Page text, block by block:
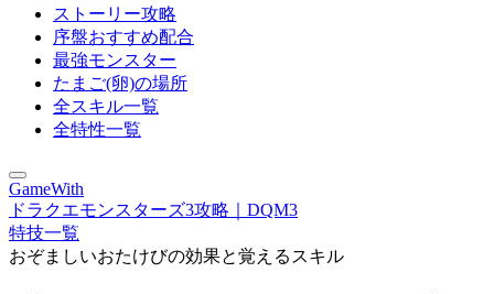
ストーリー攻略
序盤おすすめ配合
最強モンスター
たまご(卵)の場所
全スキル一覧
全特性一覧
GameWith
ドラクエモンスターズ3攻略｜DQM3
特技一覧
おぞましいおたけびの効果と覚えるスキル